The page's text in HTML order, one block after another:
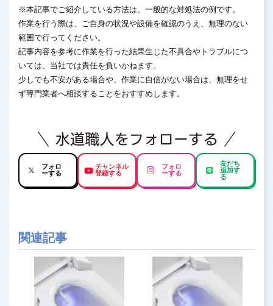
※本記事でご紹介している方法は、一般的な対処法の例です。
作業を行う際は、ご自身の状況や設備を確認のうえ、無理のない
範囲で行ってください。
記事内容を参考に作業を行った結果生じた不具合やトラブルにつ
いては、当社では責任を負いかねます。
少しでも不安がある場合や、作業に自信がない場合は、無理をせ
ず専門業者へ相談することをおすすめします。
フォロ
ーする
チャンネル
登録する
フォロ
ーする
友だち
追加す
る
関連記事